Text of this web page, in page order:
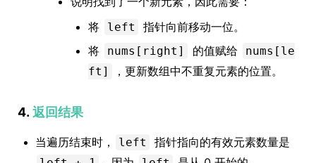
将
left
指针向前移动一位。
将
nums[right] 的值赋给
nums[le
ft]
，更新数组中不重复元素的位置。
4.返回结果
当遍历结束时， left 指针指向的有效元素数量是